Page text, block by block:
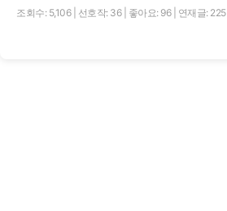
조회수: 5,106 선호작: 36 좋아요: 96 연재글: 225